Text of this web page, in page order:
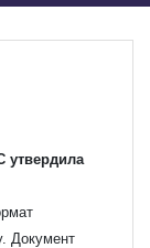
утвердила
Документ